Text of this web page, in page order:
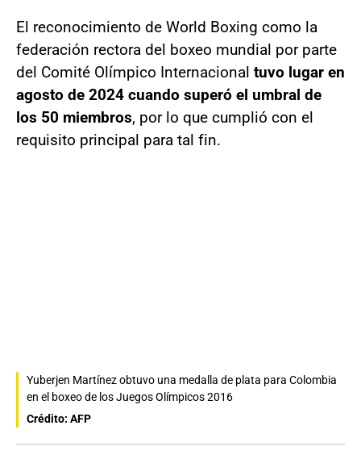
El reconocimiento de World Boxing como la
federación rectora del boxeo mundial por parte
del Comité Olímpico Internacional tuvo lugar en
agosto de 2024 cuando superó el umbral de
los 50 miembros, por lo que cumplió con el
requisito principal para tal fin.
Yuberjen Martínez obtuvo una medalla de plata para Colombia
en el boxeo de los Juegos Olímpicos 2016
Crédito: AFP